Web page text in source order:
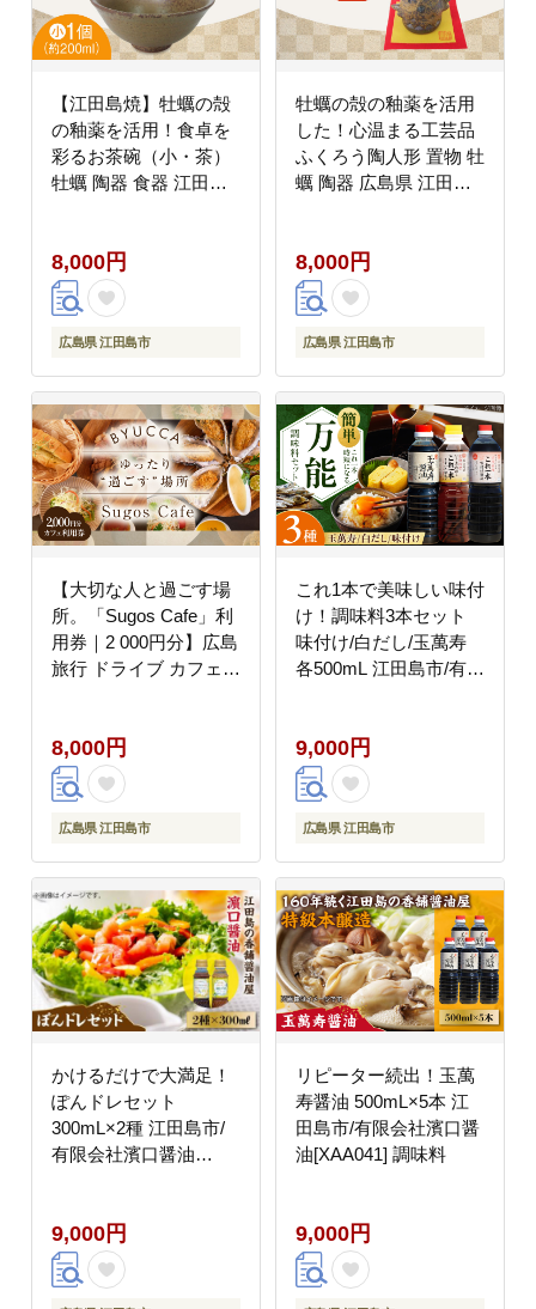
【江田島焼】牡蠣の殻
の釉薬を活用！食卓を
彩るお茶碗（小・茶）
牡蠣 陶器 食器 江田島
8,000円
広島県 江田島市
牡蠣の殻の釉薬を活用
した！心温まる工芸品
ふくろう陶人形 置物 牡
蠣 陶器 広島県 江田島
8,000円
広島県 江田島市
【大切な人と過ごす場
所。「Sugos Cafe」利
用券｜2 000円分】広島
旅行 ドライブ カフェ
行・体験
8,000円
広島県 江田島市
これ1本で美味しい味付
け！調味料3本セット
味付け/白だし/玉萬寿
各500mL 江田島市/有限
9,000円
広島県 江田島市
かけるだけで大満足！
ぽんドレセット
300mL×2種 江田島市/
有限会社濱口醤油
9,000円
リピーター続出！玉萬
寿醤油 500mL×5本 江
田島市/有限会社濱口醤
油[XAA041] 調味料
9,000円